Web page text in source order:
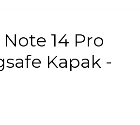
14 Pro
Kapak -